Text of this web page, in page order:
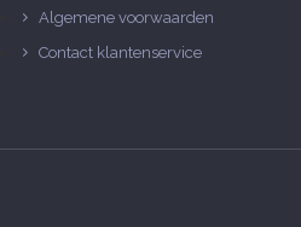
Algemene voorwaarden
Contact klantenservice